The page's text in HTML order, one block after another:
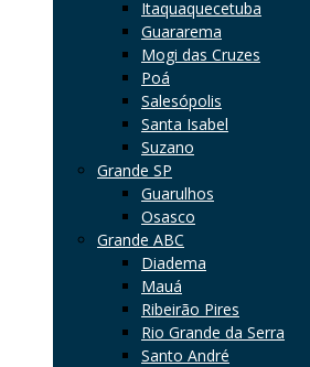
Itaquaquecetuba
Guararema
Mogi das Cruzes
Poá
Salesópolis
Santa Isabel
Suzano
Grande SP
Guarulhos
Osasco
Grande ABC
Diadema
Mauá
Ribeirão Pires
Rio Grande da Serra
Santo André